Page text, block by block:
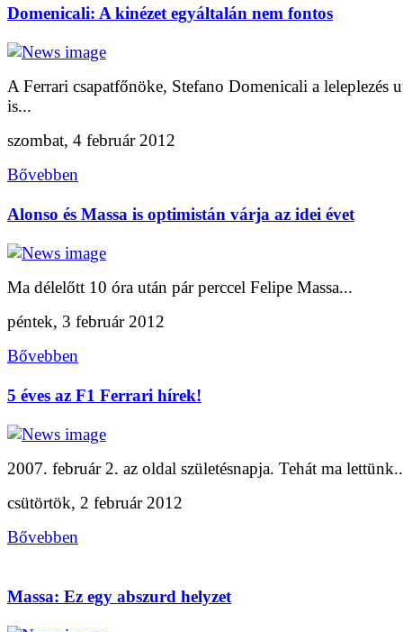
Domenicali: A kinézet egyáltalán nem fontos
A Ferrari csapatfőnöke, Stefano Domenicali a leleplezés
is...
szombat, 4 február 2012
Bővebben
Alonso és Massa is optimistán várja az idei évet
Ma délelőtt 10 óra után pár perccel Felipe Massa...
péntek, 3 február 2012
Bővebben
5 éves az F1 Ferrari hírek!
2007. február 2. az oldal születésnapja. Tehát ma
csütörtök, 2 február 2012
Bővebben
Massa: Ez egy abszurd helyzet